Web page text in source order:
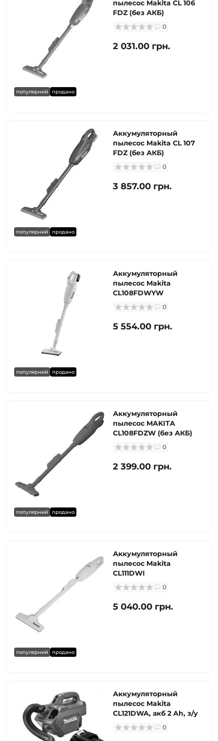
популярний продано
пылесос Makita CL 106
FDZ (без АКБ)
0
2 031.00 грн.
популярний продано
Аккумуляторный
пылесос Makita CL 107
FDZ (без АКБ)
0
3 857.00 грн.
популярний продано
Аккумуляторный
пылесос Makita
CL108FDWYW
0
5 554.00 грн.
популярний продано
Аккумуляторный
пылесос MAKITA
CL108FDZW (без АКБ)
0
2 399.00 грн.
популярний продано
Аккумуляторный
пылесос Makita
CL111DWI
0
5 040.00 грн.
Аккумуляторный
пылесос Makita
CL121DWA, акб 2 Ah, з/у
0